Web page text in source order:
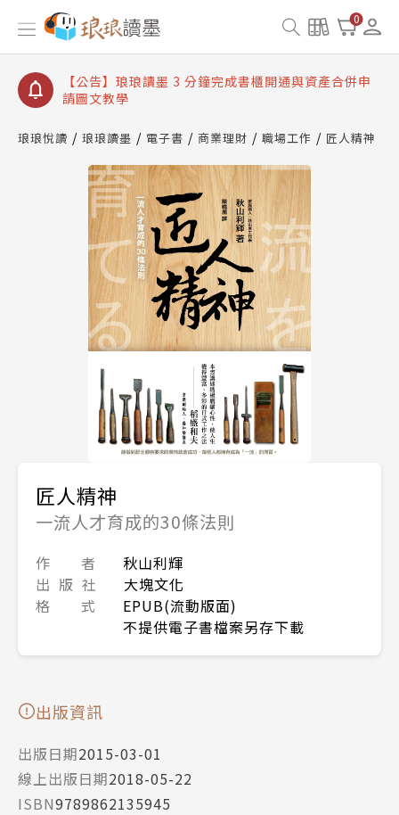
0
【公告】琅琅讀墨數位閱讀資產合併與書櫃開通申請
【公告】琅琅讀墨書櫃開通常見問題
【公告】琅琅讀墨 3 分鐘完成書櫃開通與資產合併申
請圖文教學
查詢
【公告】琅琅讀墨數位閱讀資產合併與書櫃開通申請
琅琅悅讀 琅琅讀墨 電子書 商業理財 職場工作 匠人精神
匠人精神
一流人才育成的30條法則
作 者
秋山利輝
出 版 社
大塊文化
格 式
EPUB(流動版面)
不提供電子書檔案另存下載
出版資訊
出版日期2015-03-01
線上出版日期2018-05-22
ISBN9789862135945